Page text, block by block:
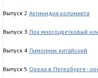
Выпуск 2 Актинидия коломикта
Выпуск 3 Лох многоцветковый
Выпуск 4 Лимонник китайский
Выпуск 5 Орехи в Петербурге -